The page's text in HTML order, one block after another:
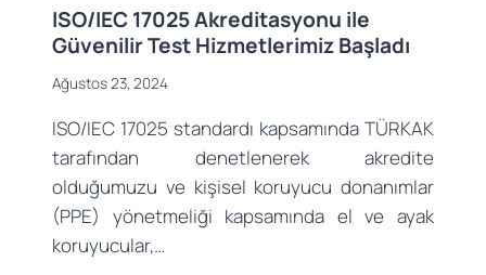
ISO/IEC 17025 Akreditasyonu ile
Güvenilir Test Hizmetlerimiz Başladı
Ağustos 23, 2024
ISO/IEC 17025 standardı kapsamında TÜRKAK
tarafından denetlenerek akredite
olduğumuzu ve kişisel koruyucu donanımlar
(PPE) yönetmeliği kapsamında el ve ayak
koruyucular,…